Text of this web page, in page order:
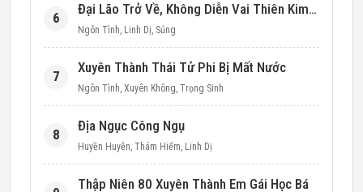
6
Đại Lão Trở Về, Không Diễn Vai Thiên Kim Giả Nữa
Ngôn Tình, Linh Dị, Sủng
7
Xuyên Thành Thái Tử Phi Bị Mất Nước
Ngôn Tình, Xuyên Không, Trọng Sinh
8
Địa Ngục Công Ngụ
Huyền Huyễn, Thám Hiểm, Linh Dị
Thập Niên 80 Xuyên Thành Em Gái Học Bá